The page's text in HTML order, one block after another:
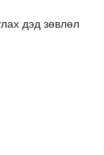
дэд зөвлөл